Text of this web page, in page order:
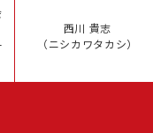
西川 貴志
（ニシカワタカシ）